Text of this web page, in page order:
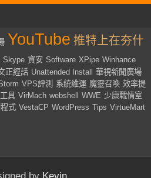
YouTube 推特上在夯什
Skype 資安 Software XPipe Winhance
正經話 Unattended Install
華視新聞廣場
VPS評測 系統維運 魔靈召喚 效率提
具 VirMach webshell WWE 少康戰情室
式 VestaCP WordPress Tips VirtueMart